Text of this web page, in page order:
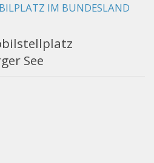
IM BUNDESLAND
See